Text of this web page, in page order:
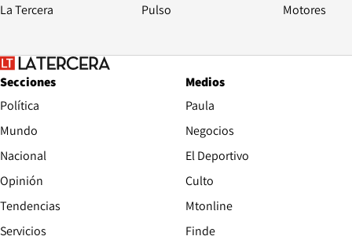
La Tercera Pulso Motores
Secciones
Política
Mundo
Nacional
Opinión
Tendencias
Servicios
Medios
Paula
Negocios
El Deportivo
Culto
Mtonline
Finde